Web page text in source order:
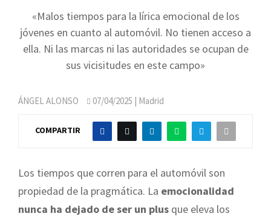
«Malos tiempos para la lírica emocional de los
jóvenes en cuanto al automóvil. No tienen acceso a
ella. Ni las marcas ni las autoridades se ocupan de
sus vicisitudes en este campo»
ÁNGEL ALONSO 07/04/2025 | Madrid
COMPARTIR
Los tiempos que corren para el automóvil son
propiedad de la pragmática. La emocionalidad
nunca ha dejado de ser un plus que eleva los